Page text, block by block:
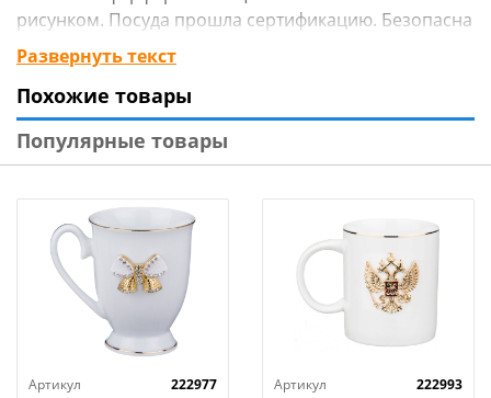
рисунком. Посуда прошла сертификацию. Безопасна
для контакта с пищевыми продуктами. Удобная
форма и комфортный объем. Яркая цветная
упаковка. Можно смело использовать в
микроволновой печи, мыть в посудомоечной
машине.
Развернуть текст
Похожие товары
Популярные товары
Артикул
222977
Артикул
222993